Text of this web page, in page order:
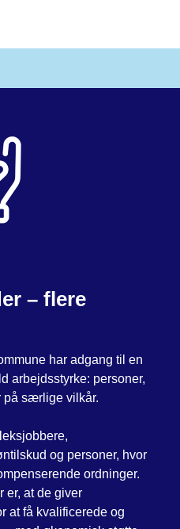
– flere
har adgang til en
arbejdsstyrke: personer,
på særlige vilkår.
og personer, hvor
ordninger.
er, at de giver
at få kvalificerede og